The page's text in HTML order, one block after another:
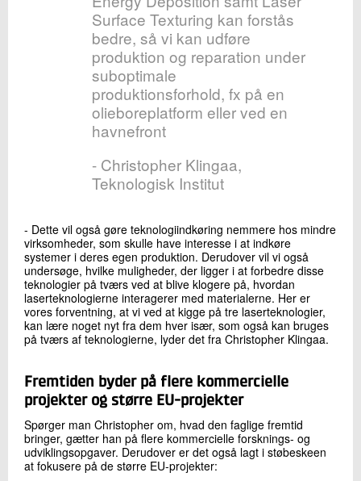
Surface Texturing kan forstås
bedre, så vi kan udføre
produktion og reparation under
suboptimale
produktionsforhold, fx på en
olieboreplatform eller ved en
havnefront
- Christopher Klingaa,
Teknologisk Institut
- Dette vil også gøre teknologiindkøring nemmere hos mindre
virksomheder, som skulle have interesse i at indkøre
systemer i deres egen produktion. Derudover vil vi også
undersøge, hvilke muligheder, der ligger i at forbedre disse
teknologier på tværs ved at blive klogere på, hvordan
laserteknologierne interagerer med materialerne. Her er
vores forventning, at vi ved at kigge på tre laserteknologier,
kan lære noget nyt fra dem hver især, som også kan bruges
på tværs af teknologierne, lyder det fra Christopher Klingaa.
Fremtiden byder på flere kommercielle
projekter og større EU-projekter
Spørger man Christopher om, hvad den faglige fremtid
bringer, gætter han på flere kommercielle forsknings- og
udviklingsopgaver. Derudover er det også lagt i støbeskeen
at fokusere på de større EU-projekter: